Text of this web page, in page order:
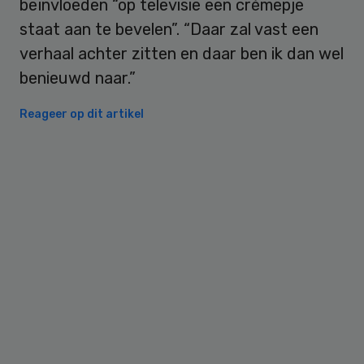
beïnvloeden “op televisie een crèmepje
staat aan te bevelen”. “Daar zal vast een
verhaal achter zitten en daar ben ik dan wel
benieuwd naar.”
Reageer op dit artikel